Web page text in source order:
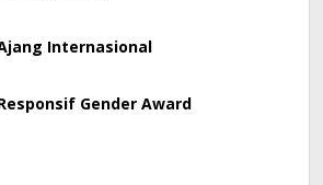
Internasional
Gender Award